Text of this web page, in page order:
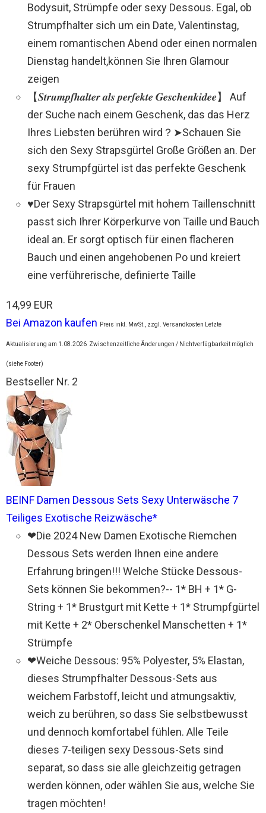
Bodysuit, Strümpfe oder sexy Dessous. Egal, ob
Strumpfhalter sich um ein Date, Valentinstag,
einem romantischen Abend oder einen normalen
Dienstag handelt,können Sie Ihren Glamour
zeigen
【𝑺𝒕𝒓𝒖𝒎𝒑𝒇𝒉𝒂𝒍𝒕𝒆𝒓 𝒂𝒍𝒔 𝒑𝒆𝒓𝒇𝒆𝒌𝒕𝒆 𝑮𝒆𝒔𝒄𝒉𝒆𝒏𝒌𝒊𝒅𝒆𝒆】 Auf
der Suche nach einem Geschenk, das das Herz
Ihres Liebsten berühren wird？➤Schauen Sie
sich den Sexy Strapsgürtel Große Größen an. Der
sexy Strumpfgürtel ist das perfekte Geschenk
für Frauen
♥Der Sexy Strapsgürtel mit hohem Taillenschnitt
passt sich Ihrer Körperkurve von Taille und Bauch
ideal an. Er sorgt optisch für einen flacheren
Bauch und einen angehobenen Po und kreiert
eine verführerische, definierte Taille
14,99 EUR
Bei Amazon kaufen
Preis inkl. MwSt., zzgl. Versandkosten Letzte
Aktualisierung am 1.08.2026 Zwischenzeitliche Änderungen / Nichtverfügbarkeit möglich
(siehe Footer)
Bestseller Nr. 2
BEINF Damen Dessous Sets Sexy Unterwäsche 7
Teiliges Exotische Reizwäsche*
❤Die 2024 New Damen Exotische Riemchen
Dessous Sets werden Ihnen eine andere
Erfahrung bringen!!! Welche Stücke Dessous-
Sets können Sie bekommen?-- 1* BH + 1* G-
String + 1* Brustgurt mit Kette + 1* Strumpfgürtel
mit Kette + 2* Oberschenkel Manschetten + 1*
Strümpfe
❤Weiche Dessous: 95% Polyester, 5% Elastan,
dieses Strumpfhalter Dessous-Sets aus
weichem Farbstoff, leicht und atmungsaktiv,
weich zu berühren, so dass Sie selbstbewusst
und dennoch komfortabel fühlen. Alle Teile
dieses 7-teiligen sexy Dessous-Sets sind
separat, so dass sie alle gleichzeitig getragen
werden können, oder wählen Sie aus, welche Sie
tragen möchten!